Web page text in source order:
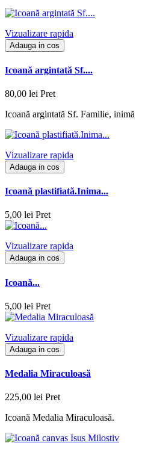
Vizualizare rapida
Adauga in cos
Icoană argintată Sf....
80,00 lei Pret
Icoană argintată Sf. Familie, inimă
Vizualizare rapida
Adauga in cos
Icoană plastifiată.Inima...
5,00 lei Pret
Vizualizare rapida
Adauga in cos
Icoană...
5,00 lei Pret
Vizualizare rapida
Adauga in cos
Medalia Miraculoasă
225,00 lei Pret
Icoană Medalia Miraculoasă.